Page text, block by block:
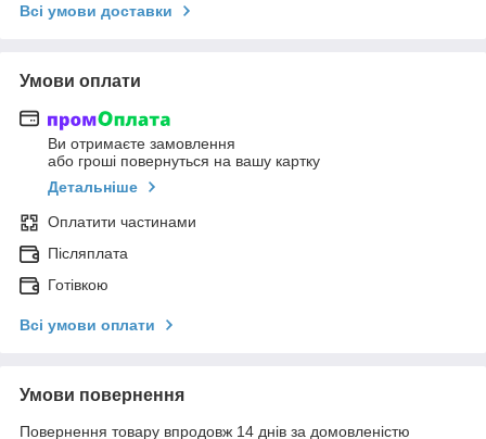
Всі умови доставки
Умови оплати
Ви отримаєте замовлення
або гроші повернуться на вашу картку
Детальніше
Оплатити частинами
Післяплата
Готівкою
Всі умови оплати
Умови повернення
Повернення товару впродовж 14 днів за домовленістю